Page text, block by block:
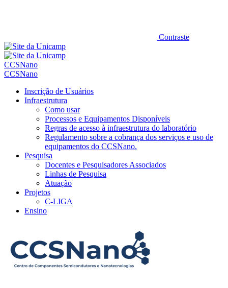
Contraste
CCSNano
CCSNano
Inscrição de Usuários
Infraestrutura
Como usar
Processos e Equipamentos Disponíveis
Regras de acesso à infraestrutura do laboratório
Regulamento sobre a cobrança dos serviços e uso de
equipamentos do CCSNano.
Pesquisa
Docentes e Pesquisadores Associados
Linhas de Pesquisa
Atuação
Projetos
C-LIGA
Ensino